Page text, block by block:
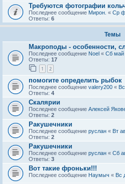
Требуются фотографии
Последнее сообщение Мирон. « Ср
Ответы: 6
Темы
Макроподы - особенности,
Последнее сообщение Noel « Сб май
Ответы: 17
1 2
помогите определить рыбок
Последнее сообщение valery200 «
Ответы: 4
Скалярии
Последнее сообщение Алексей
Ответы: 2
Ракушечники
Последнее сообщение руслан « Вт
Ответы: 2
Ракушечники
Последнее сообщение руслан « Сб
Ответы: 3
Вот такие фроньки!!!
Последнее сообщение Наумыч « Вс